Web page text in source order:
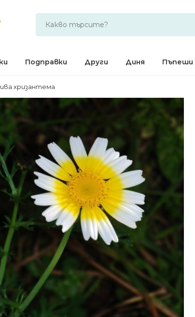
Подправки Други Диня Пъпеши
хризантема